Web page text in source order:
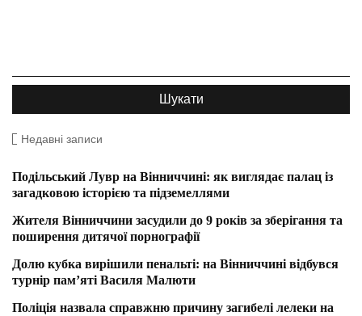
Недавні записи
Подільський Лувр на Вінниччині: як виглядає палац із
загадковою історією та підземеллями
Жителя Вінниччини засудили до 9 років за зберігання та
поширення дитячої порнографії
Долю кубка вирішили пенальті: на Вінниччині відбувся
турнір пам’яті Василя Малюти
Поліція назвала справжню причину загибелі лелеки на